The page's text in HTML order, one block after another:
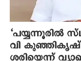
‘പയ്യന്നൂരിൽ
വി
ശരിയെന്ന്